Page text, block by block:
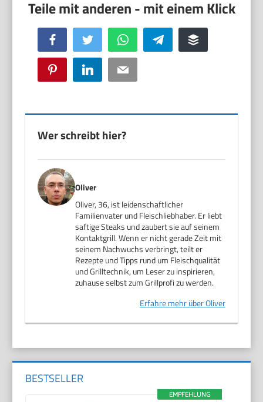
Facebook Twitter WhatsApp Telegram Buffer
Pinterest LinkedIn Email
Wer schreibt hier?
Oliver
Oliver, 36, ist leidenschaftlicher
Familienvater und Fleischliebhaber. Er liebt
saftige Steaks und zaubert sie auf seinem
Kontaktgrill. Wenn er nicht gerade Zeit mit
seinem Nachwuchs verbringt, teilt er
Rezepte und Tipps rund um Fleischqualität
und Grilltechnik, um Leser zu inspirieren,
zuhause selbst zum Grillprofi zu werden.
Erfahre mehr über Oliver
BESTSELLER
EMPFEHLUNG